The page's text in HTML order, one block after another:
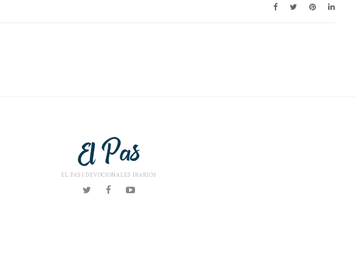
EL PAS | DEVOCIONALES DIARIOS